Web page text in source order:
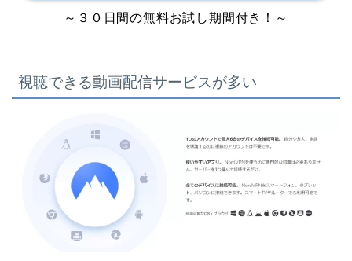
～３０日間の無料お試し期間付き！～
視聴できる動画配信サービスが多い